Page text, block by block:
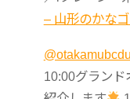
– 山形のかなゴ
@otakamubcdu
10:00グランド